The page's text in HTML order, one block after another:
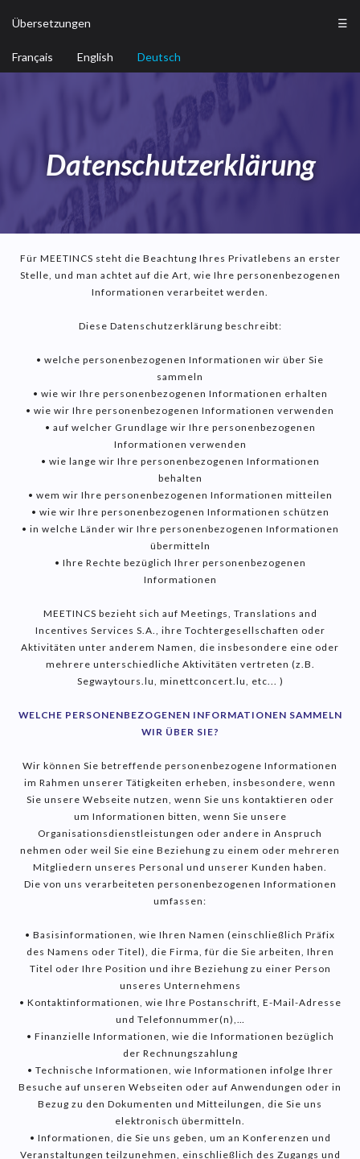
Français English Deutsch
Übersetzungen ☰
Datenschutzerklärung
Für MEETINCS steht die Beachtung Ihres Privatlebens an erster
Stelle, und man achtet auf die Art, wie Ihre personenbezogenen
Informationen verarbeitet werden.
Diese Datenschutzerklärung beschreibt:
• welche personenbezogenen Informationen wir über Sie
sammeln
• wie wir Ihre personenbezogenen Informationen erhalten
• wie wir Ihre personenbezogenen Informationen verwenden
• auf welcher Grundlage wir Ihre personenbezogenen
Informationen verwenden
• wie lange wir Ihre personenbezogenen Informationen
behalten
• wem wir Ihre personenbezogenen Informationen mitteilen
• wie wir Ihre personenbezogenen Informationen schützen
• in welche Länder wir Ihre personenbezogenen Informationen
übermitteln
• Ihre Rechte bezüglich Ihrer personenbezogenen
Informationen
MEETINCS bezieht sich auf Meetings, Translations and
Incentives Services S.A., ihre Tochtergesellschaften oder
Aktivitäten unter anderem Namen, die insbesondere eine oder
mehrere unterschiedliche Aktivitäten vertreten (z.B.
Segwaytours.lu, minettconcert.lu, etc... )
WELCHE PERSONENBEZOGENEN INFORMATIONEN SAMMELN
WIR ÜBER SIE?
Wir können Sie betreffende personenbezogene Informationen
im Rahmen unserer Tätigkeiten erheben, insbesondere, wenn
Sie unsere Webseite nutzen, wenn Sie uns kontaktieren oder
um Informationen bitten, wenn Sie unsere
Organisationsdienstleistungen oder andere in Anspruch
nehmen oder weil Sie eine Beziehung zu einem oder mehreren
Mitgliedern unseres Personal und unserer Kunden haben.
Die von uns verarbeiteten personenbezogenen Informationen
umfassen:
• Basisinformationen, wie Ihren Namen (einschließlich Präfix
des Namens oder Titel), die Firma, für die Sie arbeiten, Ihren
Titel oder Ihre Position und ihre Beziehung zu einer Person
unseres Unternehmens
• Kontaktinformationen, wie Ihre Postanschrift, E-Mail-Adresse
und Telefonnummer(n),…
• Finanzielle Informationen, wie die Informationen bezüglich
der Rechnungszahlung
• Technische Informationen, wie Informationen infolge Ihrer
Besuche auf unseren Webseiten oder auf Anwendungen oder in
Bezug zu den Dokumenten und Mitteilungen, die Sie uns
elektronisch übermitteln.
• Informationen, die Sie uns geben, um an Konferenzen und
Veranstaltungen teilzunehmen, einschließlich des Zugangs und